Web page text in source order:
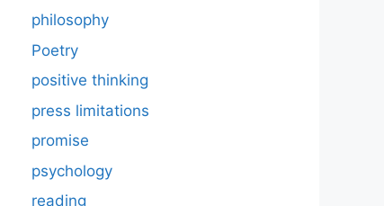
philosophy
Poetry
positive thinking
press limitations
promise
psychology
reading